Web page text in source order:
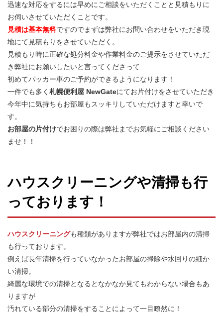
迅速な対応をするには早めにご相談をいただくことと見積もりに
お伺いさせていただくことです。
見積は基本無料ですのでまずは弊社にお問い合わせをいただき現
地にて見積もりをさせていただく。
見積もり時に正確な処分料金や作業料金のご提示をさせていただ
き弊社にお願いしたいと言ってくださって
初めてパッカー車のご予約ができるようになります！
一件でも多く 札幌便利屋 NewGateにてお片付けをさせていただき
今年中に気持ちもお部屋もスッキリしていただけますと幸いで
す。
お部屋の片付けでお困りの際は弊社までお気軽にご相談ください
ませ！！
ハウスクリーニングや清掃も行
っております！
ハウスクリーニングも種類がありますが弊社ではお部屋内の清掃
も行っております。
例えば長年清掃を行っていなかったお部屋の掃除や水回りの細か
い清掃。
綺麗な環境での清掃となるとなかなか見てもわからない場合もあ
りますが
汚れている部分の清掃をすることによって一目瞭然に！